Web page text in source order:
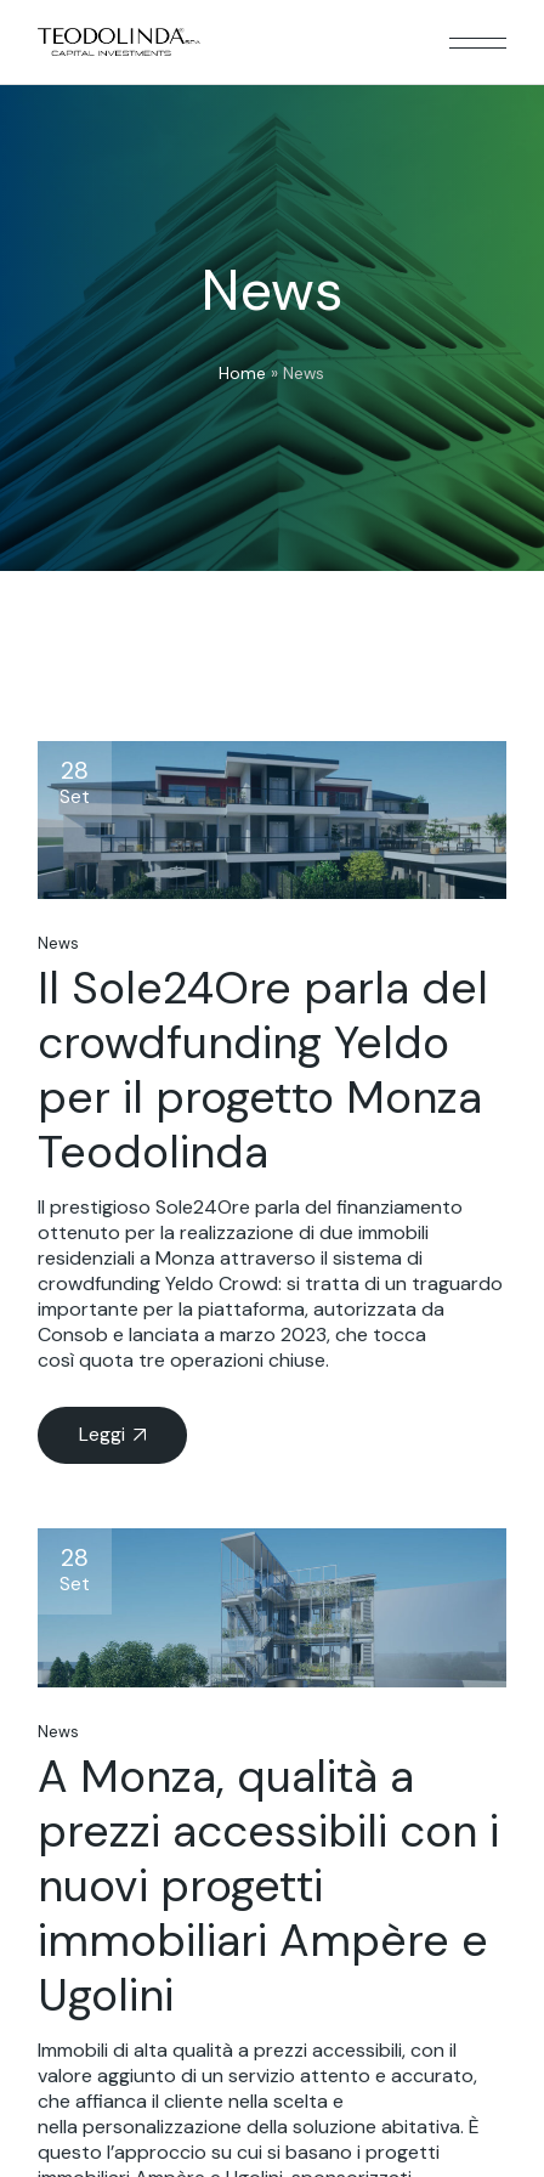
News
Home»News
28
Set
News
Il Sole24Ore parla del
crowdfunding Yeldo
per il progetto Monza
Teodolinda
Il prestigioso Sole24Ore parla del finanziamento
ottenuto per la realizzazione di due immobili
residenziali a Monza attraverso il sistema di
crowdfunding Yeldo Crowd: si tratta di un traguardo
importante per la piattaforma, autorizzata da
Consob e lanciata a marzo 2023, che tocca
così quota tre operazioni chiuse.
Leggi
28
Set
News
A Monza, qualità a
prezzi accessibili con i
nuovi progetti
immobiliari Ampère e
Ugolini
Immobili di alta qualità a prezzi accessibili, con il
valore aggiunto di un servizio attento e accurato,
che affianca il cliente nella scelta e
nella personalizzazione della soluzione abitativa. È
questo l’approccio su cui si basano i progetti